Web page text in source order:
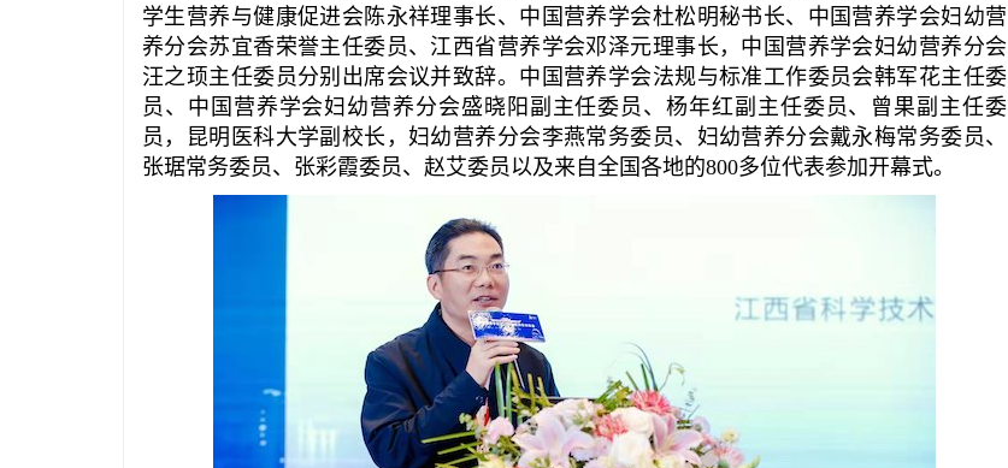
学生营养与健康促进会陈永祥理事长、中国营养学会杜松明秘书长、中国营养学会妇幼营
养分会苏宜香荣誉主任委员、江西省营养学会邓泽元理事长，中国营养学会妇幼营养分会
汪之顼主任委员分别出席会议并致辞。中国营养学会法规与标准工作委员会韩军花主任委
员、中国营养学会妇幼营养分会盛晓阳副主任委员、杨年红副主任委员、曾果副主任委
员，昆明医科大学副校长，妇幼营养分会李燕常务委员、妇幼营养分会戴永梅常务委员、
张琚常务委员、张彩霞委员、赵艾委员以及来自全国各地的800多位代表参加开幕式。